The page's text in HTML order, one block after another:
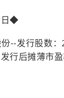
日◆
--发行股数：
行后摊薄市盈